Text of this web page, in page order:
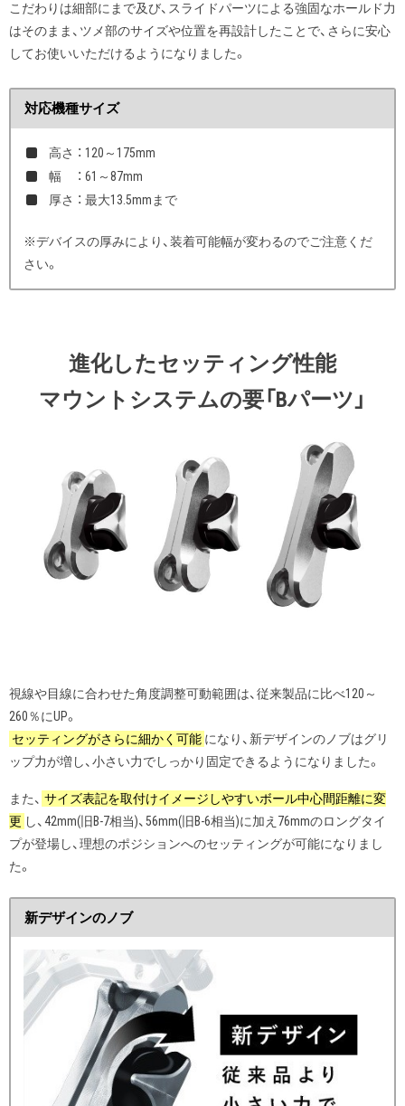
こだわりは細部にまで及び、スライドパーツによる強固なホールド力
はそのまま、ツメ部のサイズや位置を再設計したことで、さらに安心
してお使いいただけるようになりました。
対応機種サイズ
高さ ： 120～175mm
幅 ： 61～87mm
厚さ ： 最大13.5mmまで
※デバイスの厚みにより、装着可能幅が変わるのでご注意くだ
さい。
進化したセッティング性能
マウントシステムの要「Bパーツ」
視線や目線に合わせた角度調整可動範囲は、従来製品に比べ120～
260％にUP。
セッティングがさらに細かく可能 になり、新デザインのノブはグリ
ップ力が増し、小さい力でしっかり固定できるようになりました。
また、 サイズ表記を取付けイメージしやすいボール中心間距離に変
更 し、42mm(旧B-7相当)、56mm(旧B-6相当)に加え76mmのロングタイ
プが登場し、理想のポジションへのセッティングが可能になりまし
た。
新デザインのノブ